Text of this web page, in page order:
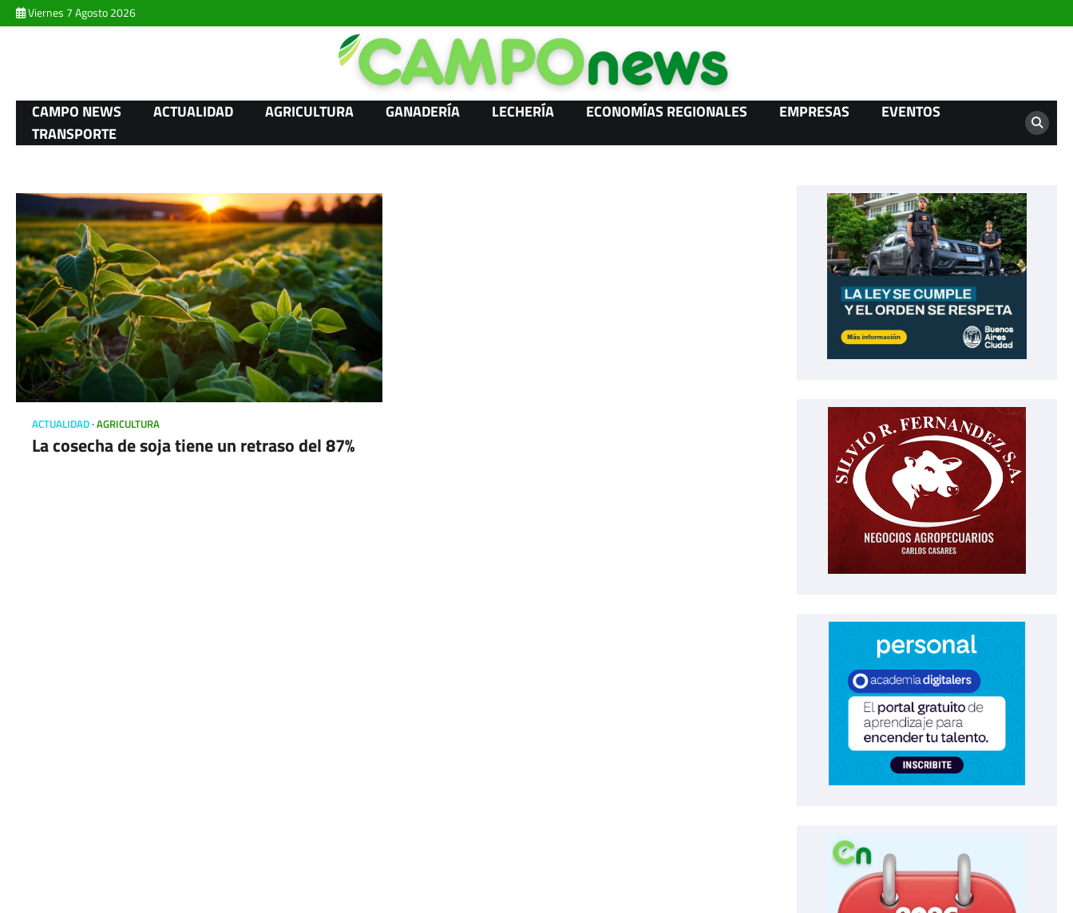
Skip
to
Viernes 7 Agosto 2026
CAMPO NEWS ACTUALIDAD AGRICULTURA GANADERÍA LECHERÍA ECONOMÍAS REGIONALES EMPRESAS
EVENTOS
TRANSPORTE
ACTUALIDAD AGRICULTURA
La cosecha de soja tiene un retraso del 87%